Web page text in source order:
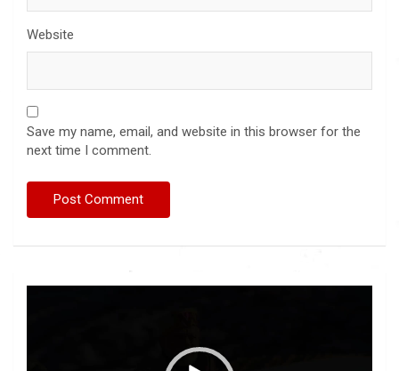
Website
Save my name, email, and website in this browser for the
next time I comment.